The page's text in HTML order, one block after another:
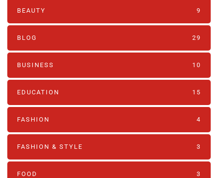
BEAUTY 9
BLOG 29
BUSINESS 10
EDUCATION 15
FASHION 4
FASHION & STYLE 3
FOOD 3